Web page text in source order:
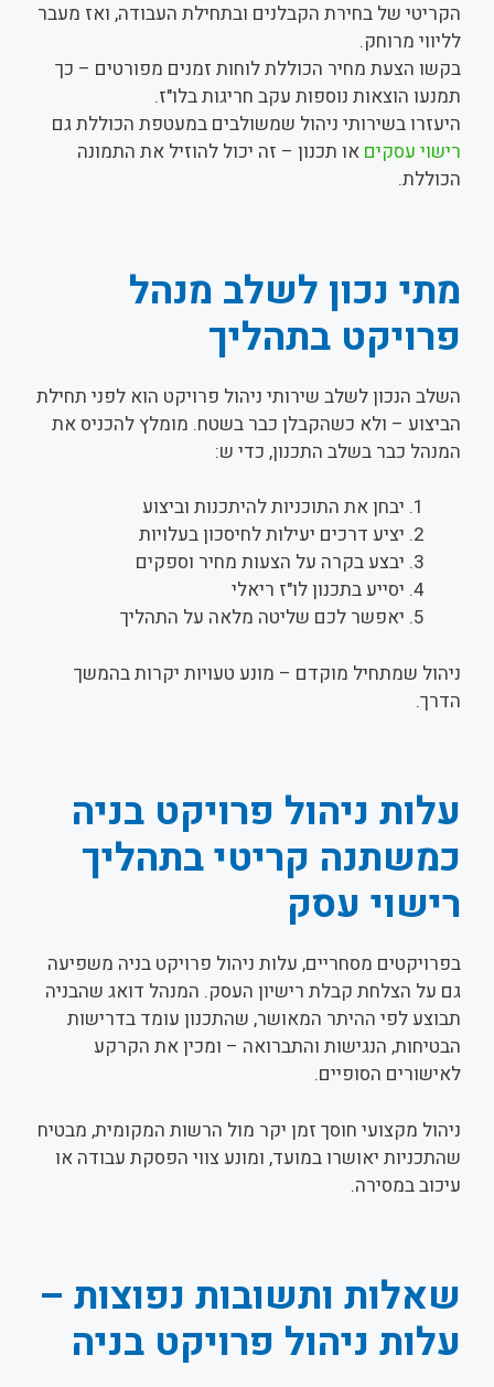
הקריטי של בחירת הקבלנים ובתחילת העבודה, ואז מעבר
לליווי מרוחק.
בקשו הצעת מחיר הכוללת לוחות זמנים מפורטים – כך
תמנעו הוצאות נוספות עקב חריגות בלו"ז.
היעזרו בשירותי ניהול שמשולבים במעטפת הכוללת גם
רישוי עסקים או תכנון – זה יכול להוזיל את התמונה
הכוללת.
מתי נכון לשלב מנהל
פרויקט בתהליך
השלב הנכון לשלב שירותי ניהול פרויקט הוא לפני תחילת
הביצוע – ולא כשהקבלן כבר בשטח. מומלץ להכניס את
המנהל כבר בשלב התכנון, כדי ש:
יבחן את התוכניות להיתכנות וביצוע
יציע דרכים יעילות לחיסכון בעלויות
יבצע בקרה על הצעות מחיר וספקים
יסייע בתכנון לו"ז ריאלי
יאפשר לכם שליטה מלאה על התהליך
ניהול שמתחיל מוקדם – מונע טעויות יקרות בהמשך
הדרך.
עלות ניהול פרויקט בניה
כמשתנה קריטי בתהליך
רישוי עסק
בפרויקטים מסחריים, עלות ניהול פרויקט בניה משפיעה
גם על הצלחת קבלת רישיון העסק. המנהל דואג שהבניה
תבוצע לפי ההיתר המאושר, שהתכנון עומד בדרישות
הבטיחות, הנגישות והתברואה – ומכין את הקרקע
לאישורים הסופיים.
ניהול מקצועי חוסך זמן יקר מול הרשות המקומית, מבטיח
שהתכניות יאושרו במועד, ומונע צווי הפסקת עבודה או
עיכוב במסירה.
שאלות ותשובות נפוצות –
עלות ניהול פרויקט בניה